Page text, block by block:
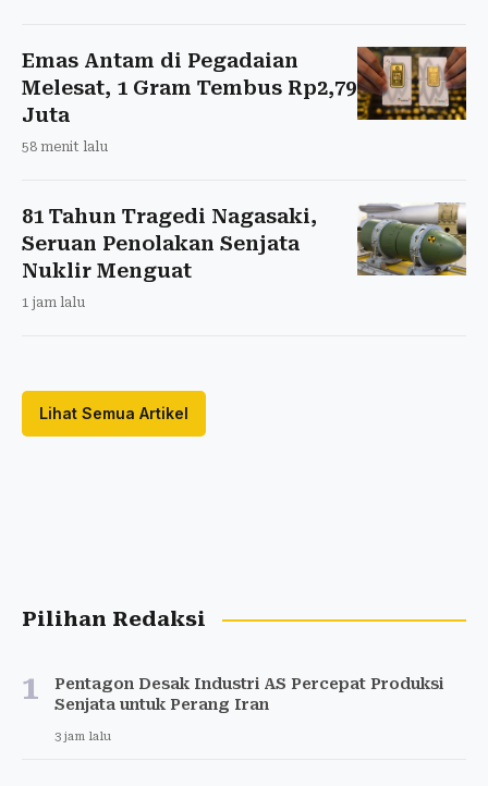
Emas Antam di Pegadaian
Melesat, 1 Gram Tembus Rp2,79
Juta
58 menit lalu
81 Tahun Tragedi Nagasaki,
Seruan Penolakan Senjata
Nuklir Menguat
1 jam lalu
Lihat Semua Artikel
Pilihan Redaksi
1
Pentagon Desak Industri AS Percepat Produksi
Senjata untuk Perang Iran
3 jam lalu